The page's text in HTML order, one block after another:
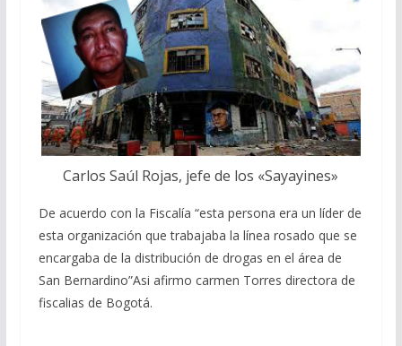
Carlos Saúl Rojas, jefe de los «Sayayines»
De acuerdo con la Fiscalía “esta persona era un líder de
esta organización que trabajaba la línea rosado que se
encargaba de la distribución de drogas en el área de
San Bernardino”Asi afirmo carmen Torres directora de
fiscalias de Bogotá.